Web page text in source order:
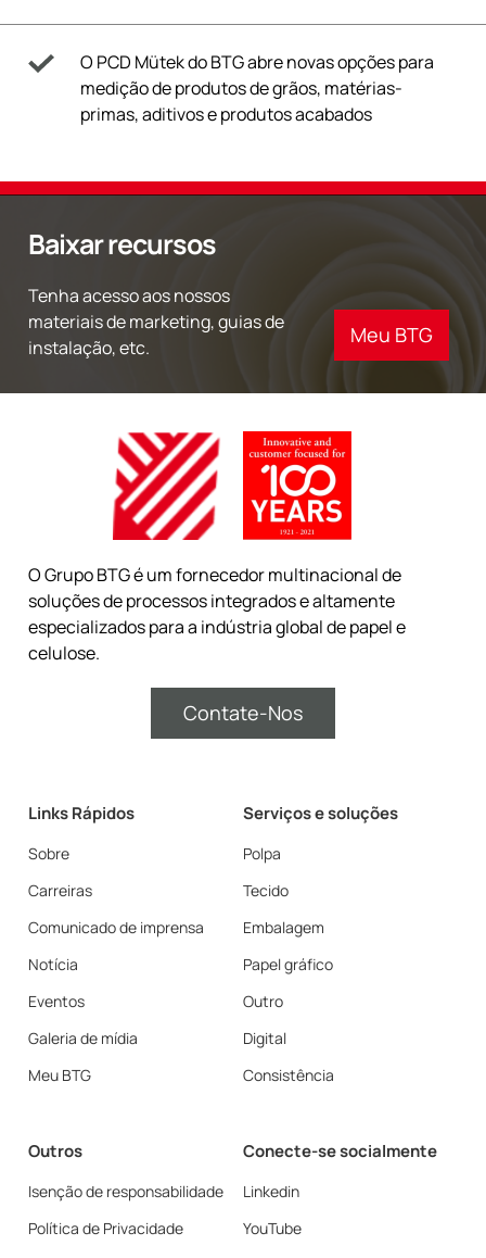
O PCD Mütek do BTG abre novas opções para
medição de produtos de grãos, matérias-
primas, aditivos e produtos acabados
Baixar recursos
Tenha acesso aos nossos
materiais de marketing, guias de
instalação, etc.
Meu BTG
O Grupo BTG é um fornecedor multinacional de
soluções de processos integrados e altamente
especializados para a indústria global de papel e
celulose.
Contate-Nos
Links Rápidos
Sobre
Carreiras
Comunicado de imprensa
Notícia
Eventos
Galeria de mídia
Meu BTG
Serviços e soluções
Polpa
Tecido
Embalagem
Papel gráfico
Outro
Digital
Consistência
Outros
Isenção de responsabilidade
Política de Privacidade
Conecte-se socialmente
Linkedin
YouTube